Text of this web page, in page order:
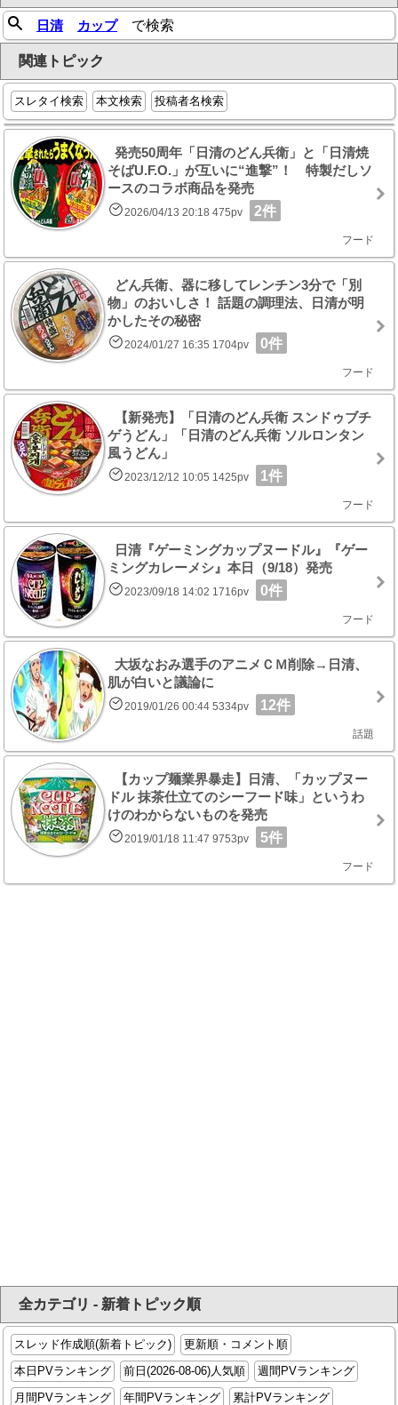
日清 カップで検索
関連トピック
スレタイ検索 本文検索 投稿者名検索
発売50周年「日清のどん兵衛」と「日清焼
そばU.F.O.」が互いに“進撃”！ 特製だしソ
ースのコラボ商品を発売
2026/04/13 20:18 475pv 2件
フード
どん兵衛、器に移してレンチン3分で「別
物」のおいしさ！ 話題の調理法、日清が明
かしたその秘密
2024/01/27 16:35 1704pv 0件
フード
【新発売】「日清のどん兵衛 スンドゥブチ
ゲうどん」「日清のどん兵衛 ソルロンタン
風うどん」
2023/12/12 10:05 1425pv 1件
フード
日清『ゲーミングカップヌードル』『ゲー
ミングカレーメシ』本日（9/18）発売
2023/09/18 14:02 1716pv 0件
フード
大坂なおみ選手のアニメＣＭ削除→日清、
肌が白いと議論に
2019/01/26 00:44 5334pv 12件
話題
【カップ麺業界暴走】日清、「カップヌー
ドル 抹茶仕立てのシーフード味」というわ
けのわからないものを発売
2019/01/18 11:47 9753pv 5件
フード
全カテゴリ - 新着トピック順
スレッド作成順(新着トピック)
更新順・コメント順
本日PVランキング
前日(2026-08-06)人気順
週間PVランキング
月間PVランキング
年間PVランキング
累計PVランキング